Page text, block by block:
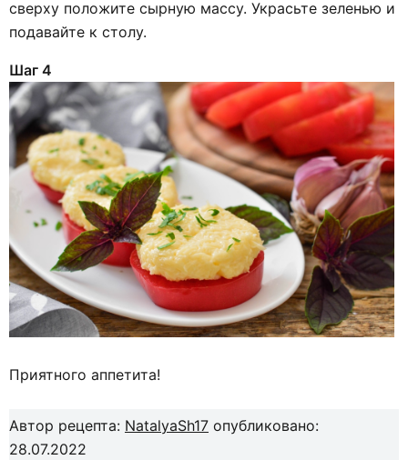
сверху положите сырную массу. Украсьте зеленью и
подавайте к столу.
Шаг 4
Приятного аппетита!
Автор рецепта: NatalyaSh17 опубликовано:
28.07.2022